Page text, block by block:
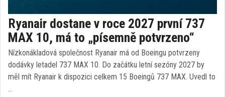
Ryanair dostane v roce 2027 první 737
MAX 10, má to „písemně potvrzeno“
Nízkonákladová společnost Ryanair má od Boeingu potvrzeny
dodávky letadel 737 MAX 10. Do začátku letní sezóny 2027 by
měl mít Ryanair k dispozici celkem 15 Boeingů 737 MAX. Uvedl to
…